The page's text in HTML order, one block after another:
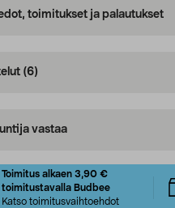
toimitukset ja palautukset
(6)
vastaa
Toimitus alkaen 3,90 €
toimitustavalla Budbee
Katso toimitusvaihtoehdot